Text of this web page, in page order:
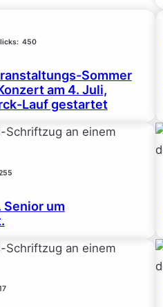
450
Sommer
am 4. Juli,
Lauf gestartet
Senior um